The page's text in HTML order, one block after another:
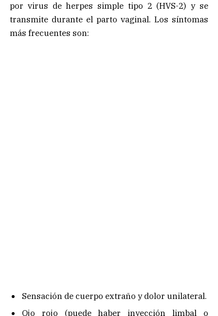
por virus de herpes simple tipo 2 (HVS-2) y se
transmite durante el parto vaginal. Los síntomas
más frecuentes son:
Sensación de cuerpo extraño y dolor unilateral.
Ojo rojo (puede haber inyección limbal o